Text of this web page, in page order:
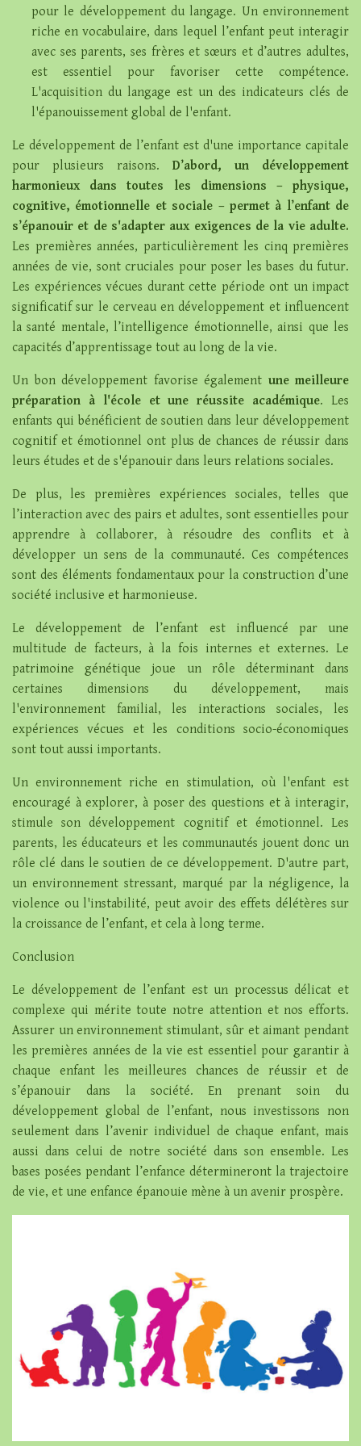
pour le développement du langage. Un environnement
riche en vocabulaire, dans lequel l’enfant peut interagir
avec ses parents, ses frères et sœurs et d’autres adultes,
est essentiel pour favoriser cette compétence.
L'acquisition du langage est un des indicateurs clés de
l'épanouissement global de l'enfant.
Le développement de l’enfant est d'une importance capitale
pour plusieurs raisons. D’abord, un développement
harmonieux dans toutes les dimensions – physique,
cognitive, émotionnelle et sociale – permet à l’enfant de
s’épanouir et de s'adapter aux exigences de la vie adulte.
Les premières années, particulièrement les cinq premières
années de vie, sont cruciales pour poser les bases du futur.
Les expériences vécues durant cette période ont un impact
significatif sur le cerveau en développement et influencent
la santé mentale, l’intelligence émotionnelle, ainsi que les
capacités d’apprentissage tout au long de la vie.
Un bon développement favorise également une meilleure
préparation à l'école et une réussite académique. Les
enfants qui bénéficient de soutien dans leur développement
cognitif et émotionnel ont plus de chances de réussir dans
leurs études et de s'épanouir dans leurs relations sociales.
De plus, les premières expériences sociales, telles que
l’interaction avec des pairs et adultes, sont essentielles pour
apprendre à collaborer, à résoudre des conflits et à
développer un sens de la communauté. Ces compétences
sont des éléments fondamentaux pour la construction d’une
société inclusive et harmonieuse.
Le développement de l’enfant est influencé par une
multitude de facteurs, à la fois internes et externes. Le
patrimoine génétique joue un rôle déterminant dans
certaines dimensions du développement, mais
l'environnement familial, les interactions sociales, les
expériences vécues et les conditions socio-économiques
sont tout aussi importants.
Un environnement riche en stimulation, où l'enfant est
encouragé à explorer, à poser des questions et à interagir,
stimule son développement cognitif et émotionnel. Les
parents, les éducateurs et les communautés jouent donc un
rôle clé dans le soutien de ce développement. D'autre part,
un environnement stressant, marqué par la négligence, la
violence ou l'instabilité, peut avoir des effets délétères sur
la croissance de l’enfant, et cela à long terme.
Conclusion
Le développement de l’enfant est un processus délicat et
complexe qui mérite toute notre attention et nos efforts.
Assurer un environnement stimulant, sûr et aimant pendant
les premières années de la vie est essentiel pour garantir à
chaque enfant les meilleures chances de réussir et de
s’épanouir dans la société. En prenant soin du
développement global de l’enfant, nous investissons non
seulement dans l’avenir individuel de chaque enfant, mais
aussi dans celui de notre société dans son ensemble. Les
bases posées pendant l’enfance détermineront la trajectoire
de vie, et une enfance épanouie mène à un avenir prospère.